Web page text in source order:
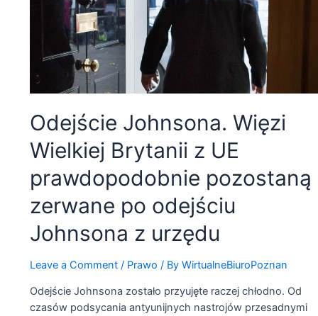
Odejście Johnsona. Więzi
Wielkiej Brytanii z UE
prawdopodobnie pozostaną
zerwane po odejściu
Johnsona z urzędu
Leave a Comment / Prawo / ByWirtualneBiuroPoznan
Odejście Johnsona zostało przyujęte raczej chłodno. Od
czasów podsycania antyunijnych nastrojów przesadnymi